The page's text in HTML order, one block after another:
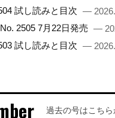
試し読みと目次 —
2505 7月22日発売 —
試し読みと目次 —
過去の号はこちら